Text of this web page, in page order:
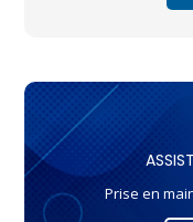
Prise en